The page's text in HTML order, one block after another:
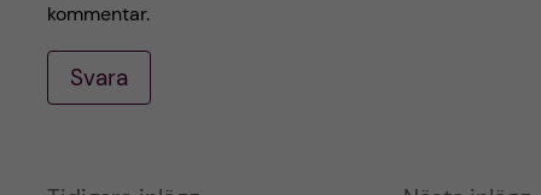
kommentar.
Svara
A